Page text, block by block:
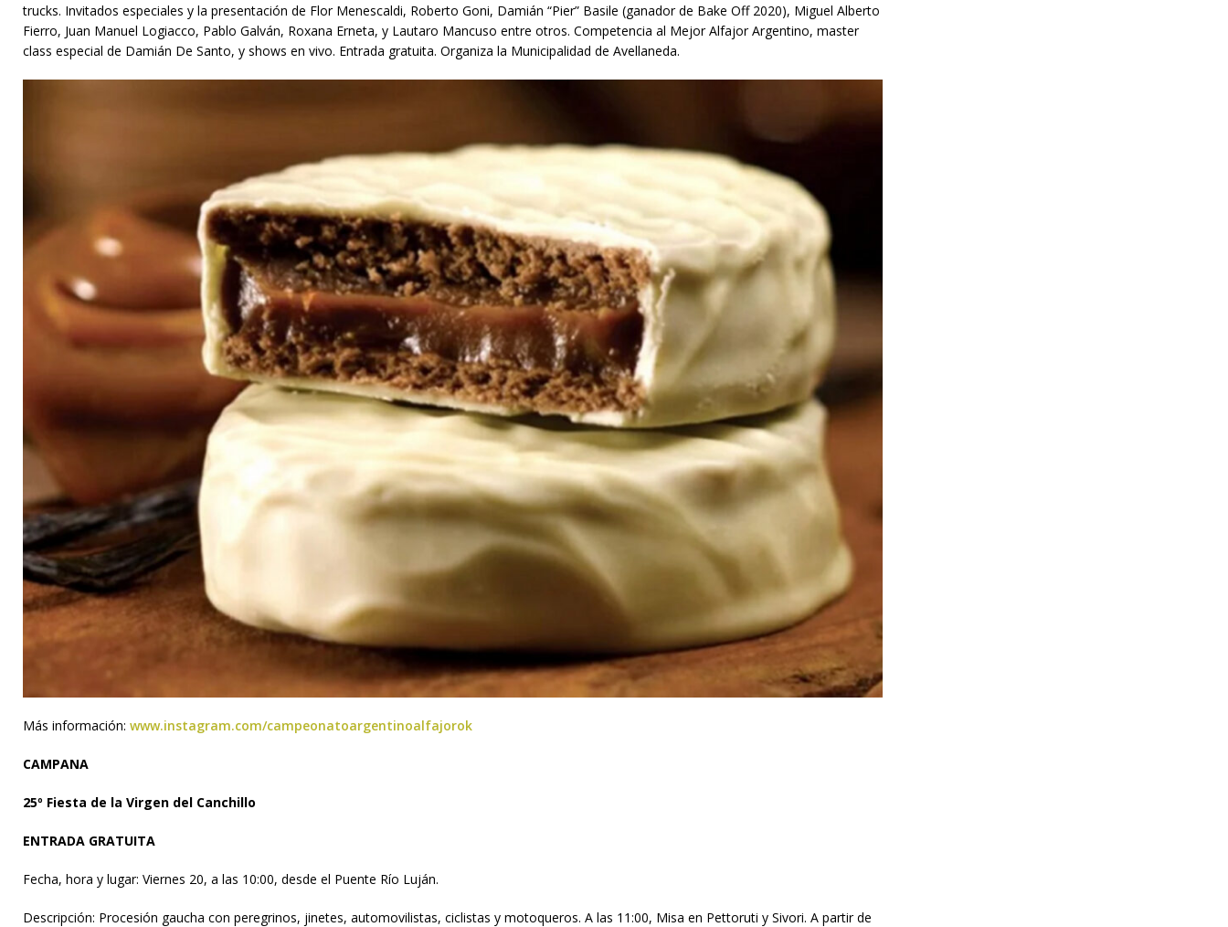
trucks. Invitados especiales y la presentación de Flor Menescaldi, Roberto Goni, Damián “Pier” Basile (ganador de Bake Off 2020), Miguel Alberto
Fierro, Juan Manuel Logiacco, Pablo Galván, Roxana Erneta, y Lautaro Mancuso entre otros. Competencia al Mejor Alfajor Argentino, master
class especial de Damián De Santo, y shows en vivo. Entrada gratuita. Organiza la Municipalidad de Avellaneda.
Más información: www.instagram.com/campeonatoargentinoalfajorok
CAMPANA
25º Fiesta de la Virgen del Canchillo
ENTRADA GRATUITA
Fecha, hora y lugar: Viernes 20, a las 10:00, desde el Puente Río Luján.
Descripción: Procesión gaucha con peregrinos, jinetes, automovilistas, ciclistas y motoqueros. A las 11:00, Misa en Pettoruti y Sivori. A partir de